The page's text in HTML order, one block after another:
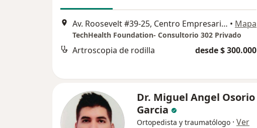
Av. Roosevelt #39-25, Centro Empresarial, Consultorio 302, Cali • Mapa
TechHealth Foundation- Consultorio 302 Privado
Artroscopia de rodilla desde $ 300.000
Dr. Miguel Angel Osorio
Garcia
Ortopedista y traumatólogo · Ver